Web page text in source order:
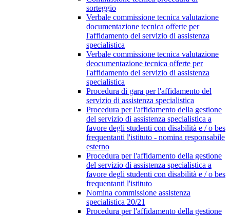
sorteggio
Verbale commissione tecnica valutazione
documentazione tecnica offerte per
l'affidamento del servizio di assistenza
specialistica
Verbale commissione tecnica valutazione
deocumentazione tecnica offerte per
l'affidamento del servizio di assistenza
specialistica
Procedura di gara per l'affidamento del
servizio di assistenza specialistica
Procedura per l'affidamento della gestione
del servizio di assistenza specialistica a
favore degli studenti con disabilità e / o bes
frequentanti l'istituto - nomina responsabile
esterno
Procedura per l'affidamento della gestione
del servizio di assistenza specialistica a
favore degli studenti con disabilità e / o bes
frequentanti l'istituto
Nomina commissione assistenza
specialistica 20/21
Procedura per l'affidamento della gestione